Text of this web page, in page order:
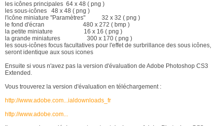
les icônes principales 64 x 48 ( png )
les sous-icônes 48 x 48 ( png )
l'icône miniature "Paramètres" 32 x 32 ( png )
le fond d'écran 480 x 272 ( bmp )
la petite miniature 16 x 16 ( png )
la grande miniatures 300 x 170 ( png )
les sous-icônes focus facultatives pour l'effet de surbrillance des sous icônes,
seront identique aux sous icones
Ensuite si vous n'avez pas la version d'évaluation de Adobe Photoshop CS3
Extended.
Vous trouverez la version d'évaluation en téléchargement :
http://www.adobe.com...ialdownloads_fr
http://www.adobe.com...